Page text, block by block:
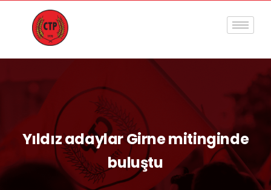
Yıldız adaylar Girne mitinginde
buluştu